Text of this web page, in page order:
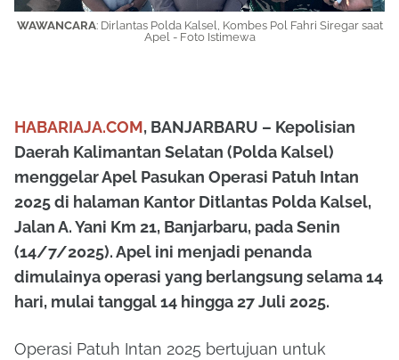
WAWANCARA: Dirlantas Polda Kalsel, Kombes Pol Fahri Siregar saat
Apel - Foto Istimewa
HABARIAJA.COM, BANJARBARU – Kepolisian
Daerah Kalimantan Selatan (Polda Kalsel)
menggelar Apel Pasukan Operasi Patuh Intan
2025 di halaman Kantor Ditlantas Polda Kalsel,
Jalan A. Yani Km 21, Banjarbaru, pada Senin
(14/7/2025). Apel ini menjadi penanda
dimulainya operasi yang berlangsung selama 14
hari, mulai tanggal 14 hingga 27 Juli 2025.
Operasi Patuh Intan 2025 bertujuan untuk